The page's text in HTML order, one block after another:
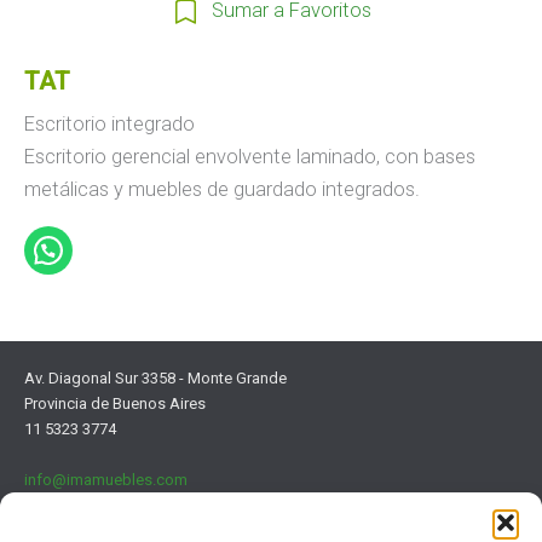
Sumar a Favoritos
TAT
Escritorio integrado
Escritorio gerencial envolvente laminado, con bases
metálicas y muebles de guardado integrados.
Av. Diagonal Sur 3358 - Monte Grande
Provincia de Buenos Aires
11 5323 3774
info@imamuebles.com